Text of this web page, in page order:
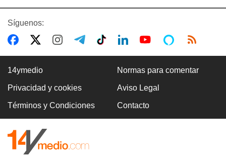
Síguenos:
14ymedio Normas para comentar
Privacidad y cookies Aviso Legal
Términos y Condiciones Contacto